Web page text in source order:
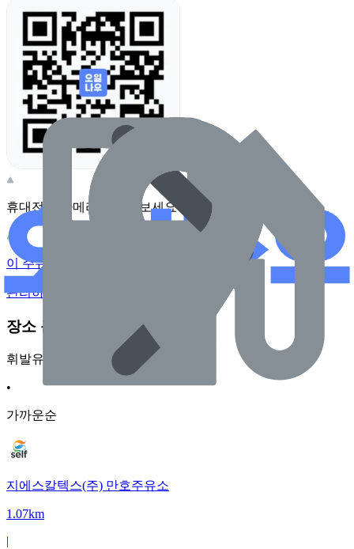
휴대전화 카메라로 찍어보세요
이 주유소의 사장님이신가요?
관리하기
장소 근처 주유소
휘발유
•
가까운순
지에스칼텍스(주) 만호주유소
1.07km
|